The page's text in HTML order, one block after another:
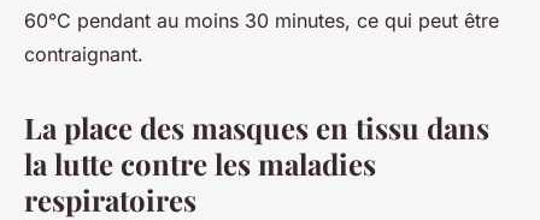
60°C pendant au moins 30 minutes, ce qui peut être
contraignant.
La place des masques en tissu dans
la lutte contre les maladies
respiratoires